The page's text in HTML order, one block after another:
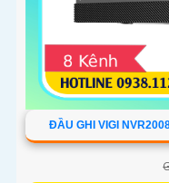
ĐẦU GHI VIGI